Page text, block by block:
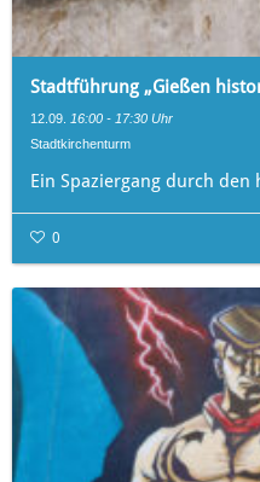
Stadtführung „Gießen
12.09. 16:00 - 17:30 Uhr
Stadtkirchenturm
Ein Spaziergang durch den
0